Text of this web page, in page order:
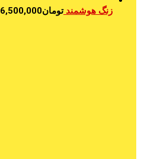
زنگ هوشمند تومان6,500,000